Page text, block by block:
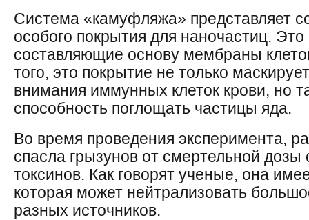
Система «камуфляжа» представляет
особого покрытия для наночастиц.
составляющие основу мембраны
того, это покрытие не только
внимания иммунных клеток крови, но
способность поглощать частицы яда.
Во время проведения эксперимента,
спасла грызунов от смертельной дозы
токсинов. Как говорят ученые, она
которая может нейтрализовать
разных источников.